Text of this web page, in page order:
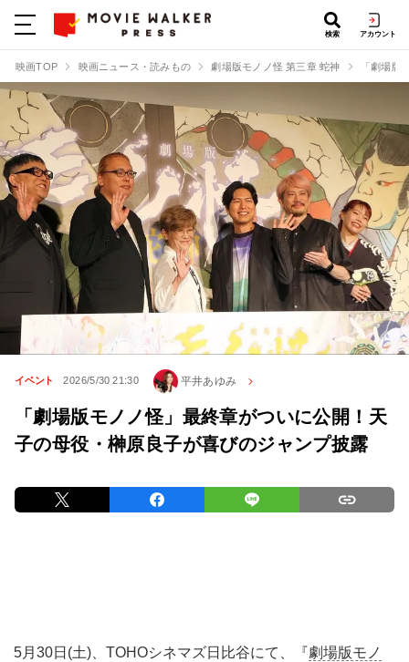
検索 アカウント
映画TOP 映画ニュース・読みもの 劇場版モノノ怪 第三章 蛇神 「劇場版
イベント 2026/5/30 21:30 平井あゆみ
「劇場版モノノ怪」最終章がついに公開！天
子の母役・榊󠄀原良子が喜びのジャンプ披露
5月30日(土)、TOHOシネマズ日比谷にて、『劇場版モノ